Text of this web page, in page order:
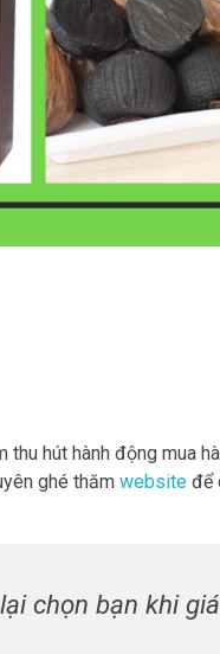
hút hành động mua
ghé thăm website để
chọn bạn khi